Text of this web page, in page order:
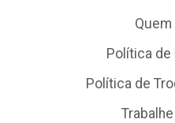
Política de
Política de